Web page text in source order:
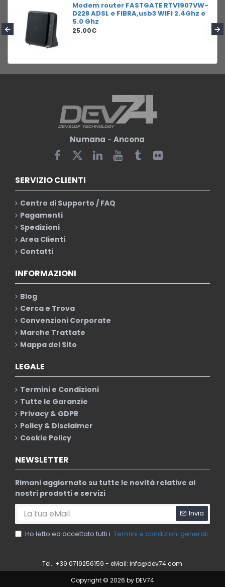
Modem router FASTGATE RTV1907VW-
D228 ADSL e FIBRA,usb3 WIFI 2.4Ghz e
5.0 Ghz
25.00€
Numana - Ancona
SERVIZIO CLIENTI
Centro di Supporto / FAQ
Pagamenti
Spedizioni
Area Clienti
Contatti
INFORMAZIONI
Blog
Cerca e Trova
Convenzioni Corporate
Marche Trattate
Mappa del Sito
LEGALE
Termini e Condizioni
Tutte le Garanzie
Privacy & GDPR
Policy & Disclaimer
Cookie Policy
NEWSLETTER
Rimani aggiornato su tutte le novità relative ai
nostri prodotti e servizi
Invia
Ho letto ed accettato tutti i Termini e condizioni generali
Tel.: +39 0719256159 - eMail:info@dev74.com
Copyright © 2026 by DEV74